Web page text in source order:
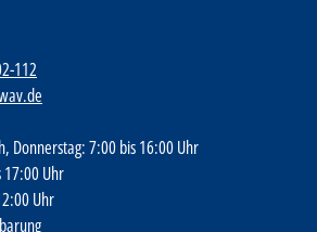
112
Donnerstag: 7:00 bis 16:00 Uhr
17:00 Uhr
Uhr